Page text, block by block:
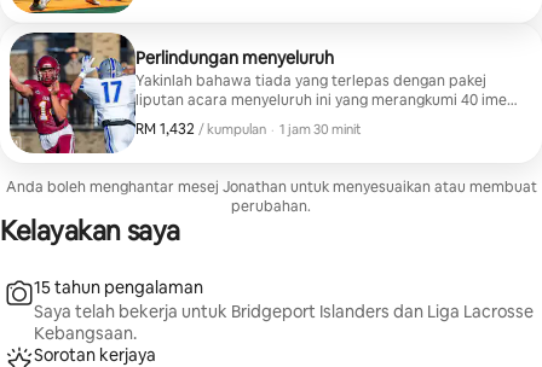
Perlindungan menyeluruh
Yakinlah bahawa tiada yang terlepas dengan pakej
liputan acara menyeluruh ini yang merangkumi 40 imej
digital beresolusi tinggi.
RM 1,432 / kumpulan
RM 1,432, setiap kumpulan
, · 1 jam 30 minit
Anda boleh menghantar mesej Jonathan untuk menyesuaikan atau membuat
perubahan.
Kelayakan saya
15 tahun pengalaman
Saya telah bekerja untuk Bridgeport Islanders dan Liga Lacrosse
Kebangsaan.
Sorotan kerjaya